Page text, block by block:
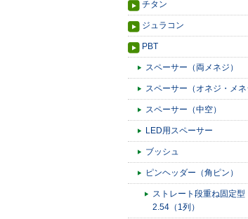
チタン
ジュラコン
PBT
スペーサー（両メネジ）
スペーサー（オネジ・メネ
スペーサー（中空）
LED用スペーサー
ブッシュ
ピンヘッダー（角ピン）
ストレート段重ね固定
2.54（1列）